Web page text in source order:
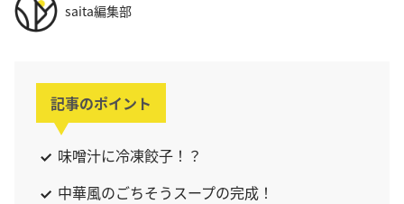
saita編集部
記事のポイント
味噌汁に冷凍餃子！？
中華風のごちそうスープの完成！